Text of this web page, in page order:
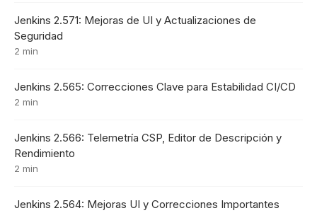
Jenkins 2.571: Mejoras de UI y Actualizaciones de
Seguridad
2 min
Jenkins 2.565: Correcciones Clave para Estabilidad CI/CD
2 min
Jenkins 2.566: Telemetría CSP, Editor de Descripción y
Rendimiento
2 min
Jenkins 2.564: Mejoras UI y Correcciones Importantes